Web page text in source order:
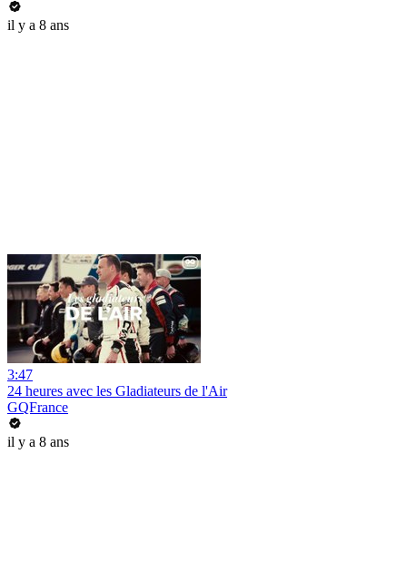
il y a 8 ans
3:47
24 heures avec les Gladiateurs de l'Air
GQFrance
il y a 8 ans